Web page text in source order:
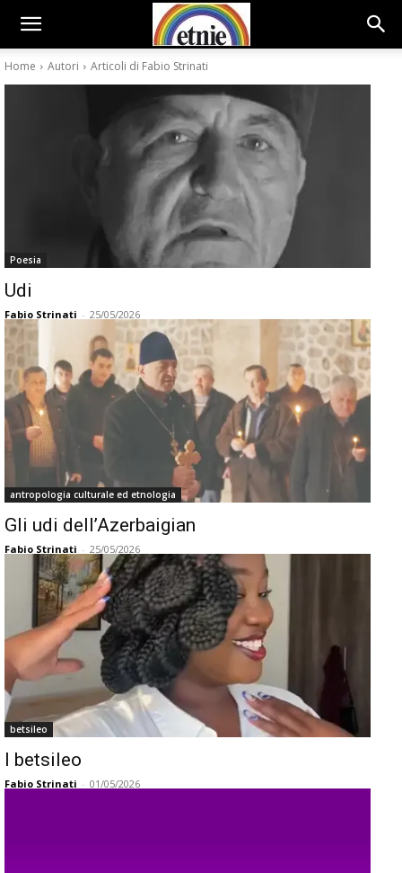
Home Autori Articoli di Fabio Strinati
Poesia
Udi
Fabio Strinati - 25/05/2026
antropologia culturale ed etnologia
Gli udi dell’Azerbaigian
Fabio Strinati - 25/05/2026
betsileo
I betsileo
Fabio Strinati - 01/05/2026